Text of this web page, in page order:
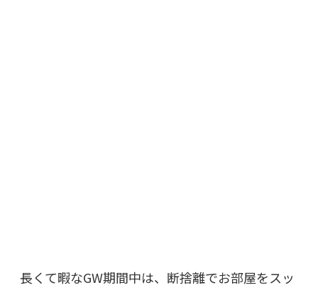
長くて暇なGW期間中は、断捨離でお部屋をスッ